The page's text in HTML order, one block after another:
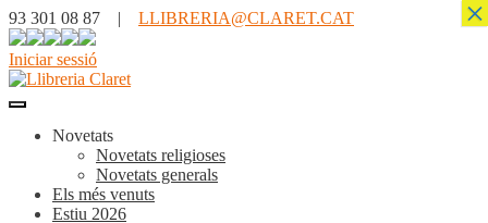
93 301 08 87 | LLIBRERIA@CLARET.CAT
Iniciar sessió
Novetats
Novetats religioses
Novetats generals
Els més venuts
Estiu 2026
×